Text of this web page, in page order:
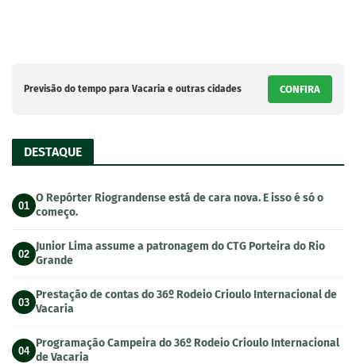
Previsão do tempo para Vacaria e outras cidades CONFIRA
DESTAQUE
01
O Repórter Riograndense está de cara nova. E isso é só o
começo.
02
Junior Lima assume a patronagem do CTG Porteira do Rio
Grande
03
Prestação de contas do 36º Rodeio Crioulo Internacional de
Vacaria
04
Programação Campeira do 36º Rodeio Crioulo Internacional
de Vacaria